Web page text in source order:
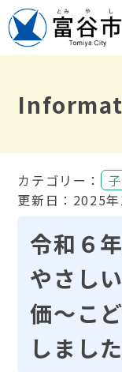
カテゴリー：
更新日：2025
令和６
やさし
価～こ
しました